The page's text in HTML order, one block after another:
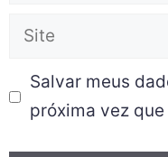
Salvar meus
próxima vez